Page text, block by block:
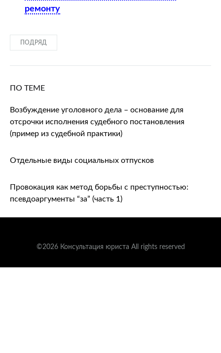
ремонту
ПОДРЯД
ПО ТЕМЕ
Возбуждение уголовного дела – основание для
отсрочки исполнения судебного постановления
(пример из судебной практики)
Отдельные виды социальных отпусков
Провокация как метод борьбы с преступностью:
псевдоаргументы “за” (часть 1)
©2026 Консультация юриста All rights reserved